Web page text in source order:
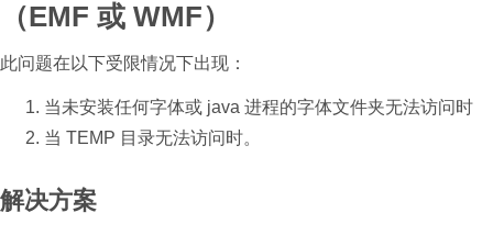
（EMF 或 WMF）
此问题在以下受限情况下出现：
当未安装任何字体或 java 进程的字体文件夹无法访问时
当 TEMP 目录无法访问时。
解决方案